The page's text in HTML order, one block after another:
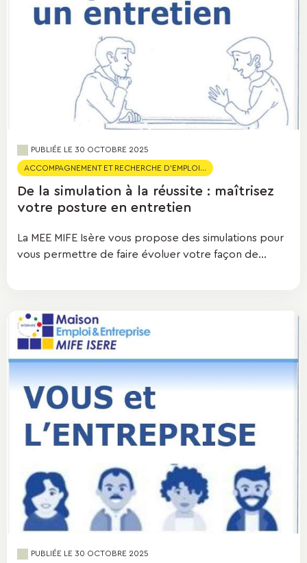
PUBLIÉE LE 30 OCTOBRE 2025
ACCOMPAGNEMENT ET RECHERCHE D'EMPLOI...
De la simulation à la réussite : maîtrisez
votre posture en entretien
La MEE MIFE Isère vous propose des simulations pour
vous permettre de faire évoluer votre façon de...
PUBLIÉE LE 30 OCTOBRE 2025